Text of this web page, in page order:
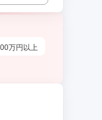
万円以上